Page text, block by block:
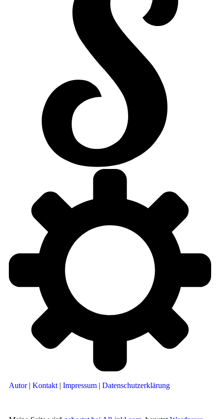
Autor| Kontakt | Impressum | Datenschutzerklärung